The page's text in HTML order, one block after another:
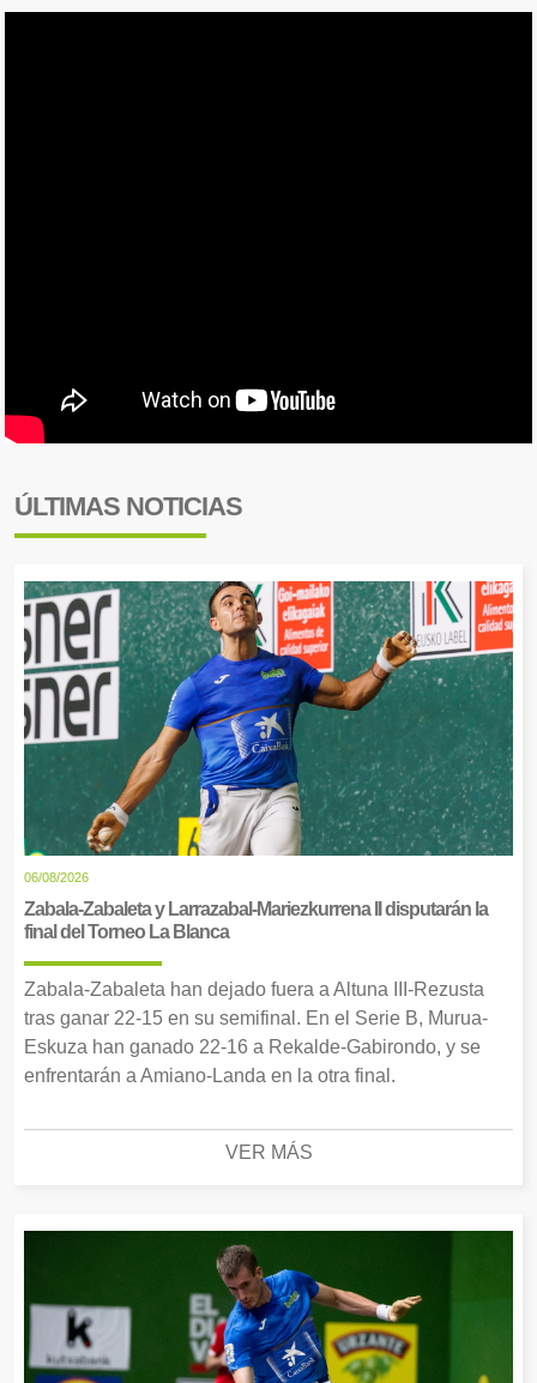
ÚLTIMAS NOTICIAS
06/08/2026
Zabala-Zabaleta y Larrazabal-Mariezkurrena II disputarán la
final del Torneo La Blanca
Zabala-Zabaleta han dejado fuera a Altuna III-Rezusta
tras ganar 22-15 en su semifinal. En el Serie B, Murua-
Eskuza han ganado 22-16 a Rekalde-Gabirondo, y se
enfrentarán a Amiano-Landa en la otra final.
VER MÁS